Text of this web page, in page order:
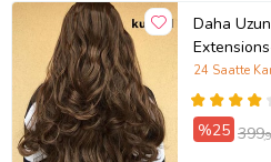
Daha
24 Saatte
%25 399